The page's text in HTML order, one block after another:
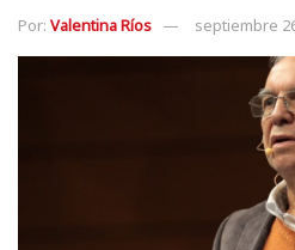
Por: Valentina Ríos septiembre